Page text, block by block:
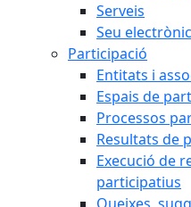
Serveis
Seu
Participació
Entitats i
Espais de
Processos
Resultats de
Execució de
participatius